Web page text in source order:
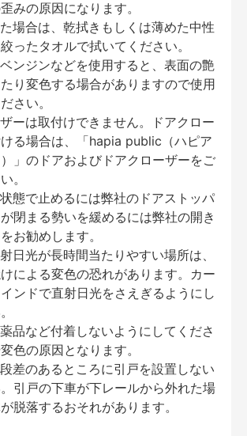
みの原因になります。
場合は、乾拭きもしくは薄めた中性
ったタオルで拭いてください。
ンジンなどを使用すると、表面の艶
り変色する場合がありますので使用
さい。
ーは取付けできません。ドアクロー
る場合は、「hapia public（ハピア
」のドアおよびドアクローザーをご
。
態で止めるには弊社のドアストッパ
閉まる勢いを緩めるには弊社の開き
お勧めします。
日光が長時間当たりやすい場所は、
による変色の恐れがあります。カー
ンドで直射日光をさえぎるようにし
品など付着しないようにしてくださ
色の原因となります。
差のあるところに引戸を設置しない
引戸の下車が下レールから外れた場
脱落するおそれがあります。